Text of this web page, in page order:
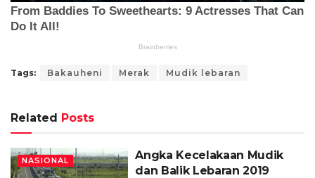
Tags: Bakauheni Merak Mudik lebaran
Related Posts
NASIONAL
Angka Kecelakaan Mudik
dan Balik Lebaran 2019